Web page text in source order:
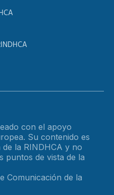
con el apoyo
Su contenido es
la RINDHCA y no
puntos de vista de la
Comunicación de la